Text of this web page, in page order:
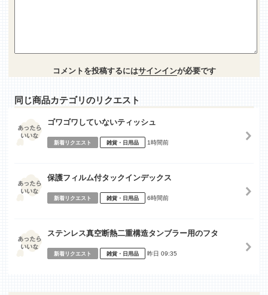
コメントを投稿するにはサインインが必要です
同じ商品カテゴリのリクエスト
ゴワゴワしていないティッシュ
新着リクエスト 雑貨・日用品 1時間前
保護フィルム付タックインデックス
新着リクエスト 雑貨・日用品 6時間前
ステンレス真空断熱二重構造タンブラー用のフタ
新着リクエスト 雑貨・日用品 昨日 09:35